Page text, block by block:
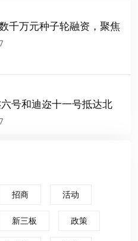
千万元种子轮融资，聚焦
号和迪迩十一号抵达北
招商 活动
新三板 政策